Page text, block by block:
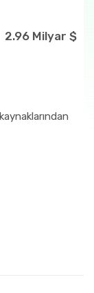
Milyon $
2.96 Milyar $